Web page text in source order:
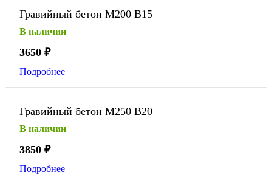
Гравийный бетон М200 В15
В наличии
3650 ₽
Подробнее
Гравийный бетон М250 В20
В наличии
3850 ₽
Подробнее